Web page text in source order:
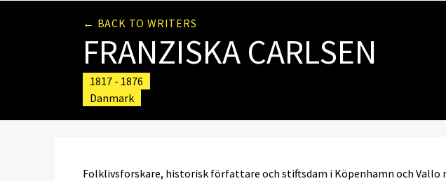
← BACK TO WRITERS
FRANZISKA CARLSEN
1817 - 1876
Danmark
Folklivsforskare, historisk författare och stiftsdam i Köpenhamn och Vallo